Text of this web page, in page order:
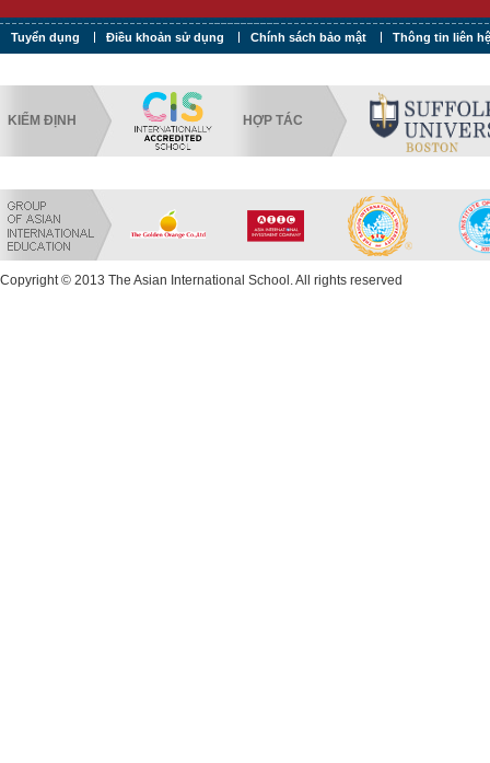
Tuyển dụng Điều khoản sử dụng Chính sách bảo mật Thông tin liên hệ
KIỂM ĐỊNH HỢP TÁC
Copyright © 2013 The Asian International School. All rights reserved